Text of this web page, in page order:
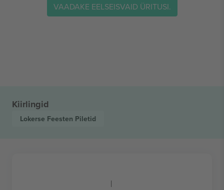
VAADAKE EELSEISVAID ÜRITUSI.
Kiirlingid
Lokerse Feesten Piletid